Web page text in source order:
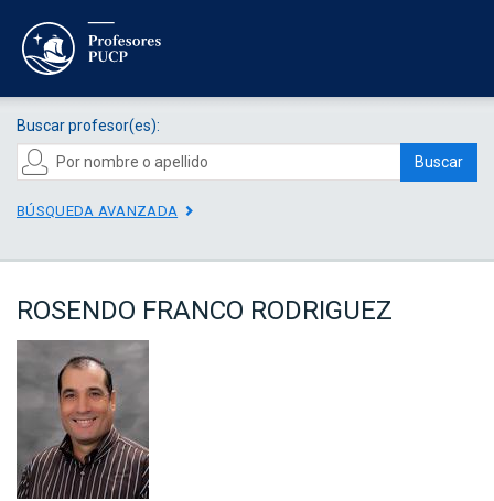
Buscar profesor(es):
Buscar
BÚSQUEDA AVANZADA
ROSENDO FRANCO RODRIGUEZ